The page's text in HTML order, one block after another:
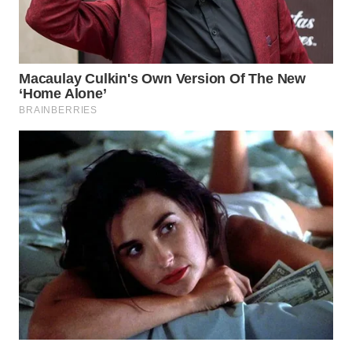
WN
SUMEDANG
WN
CIANJUR
WN
KEPULAUAN
SERIBU
WN
TANGERANG
WN
BINJAI